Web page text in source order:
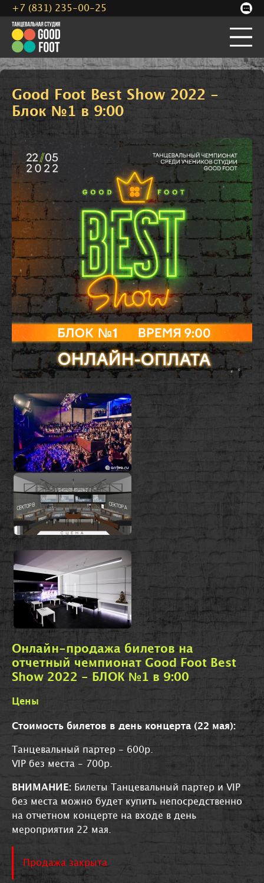
Good Foot Best Show 2022 -
Блок №1 в 9:00
Онлайн-продажа билетов на
отчетный чемпионат Good Foot Best
Show 2022 - БЛОК №1 в 9:00
Цены
Стоимость билетов в день концерта (22 мая):
Танцевальный партер - 600р.
VIP без места - 700р.
ВНИМАНИЕ: Билеты Танцевальный партер и VIP
без места можно будет купить непосредственно
на отчетном концерте на входе в день
мероприятия 22 мая.
Продажа закрыта
+7 (831) 235-00-25